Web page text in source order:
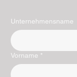
Unternehmensname
Vorname *